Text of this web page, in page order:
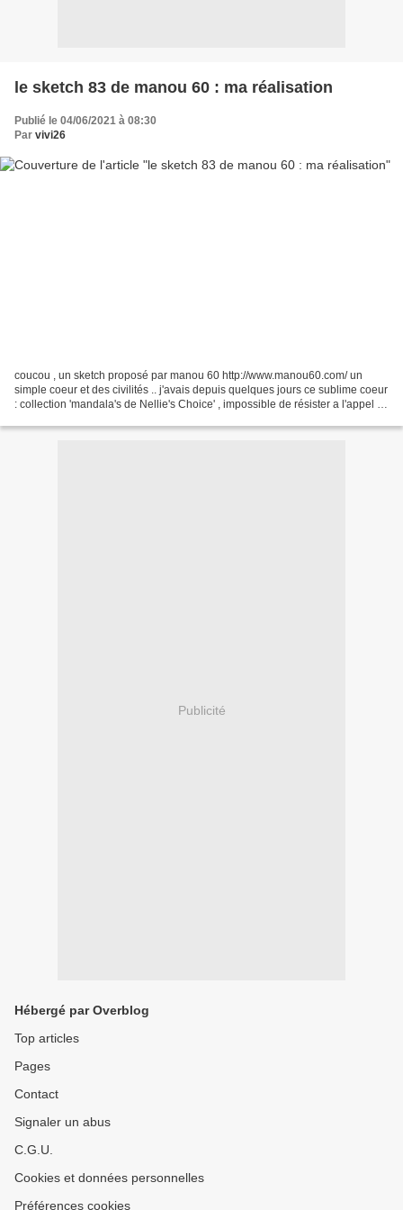
le sketch 83 de manou 60 : ma réalisation
Publié le 04/06/2021 à 08:30
Par vivi26
coucou , un sketch proposé par manou 60 http://www.manou60.com/ un
simple coeur et des civilités .. j'avais depuis quelques jours ce sublime coeur
: collection 'mandala's de Nellie's Choice' , impossible de résister a l'appel !!!
Publicité
Hébergé par Overblog
Top articles
Pages
Contact
Signaler un abus
C.G.U.
Cookies et données personnelles
Préférences cookies